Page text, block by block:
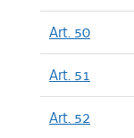
Art. 50
Art. 51
Art. 52